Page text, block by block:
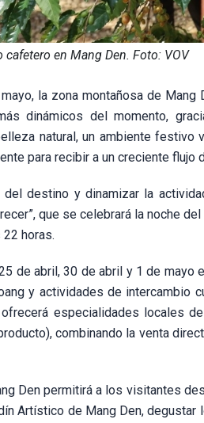
en Mang Den. Foto: VOV
la zona montañosa de Mang
dinámicos del momento,
natural, un ambiente festivo
para recibir a un creciente flujo
destino y dinamizar la
que se celebrará la noche
horas.
de abril, 30 de abril y 1 de mayo
y actividades de intercambio
especialidades locales
combinando la venta
Den permitirá a los visitantes
Artístico de Mang Den, degustar